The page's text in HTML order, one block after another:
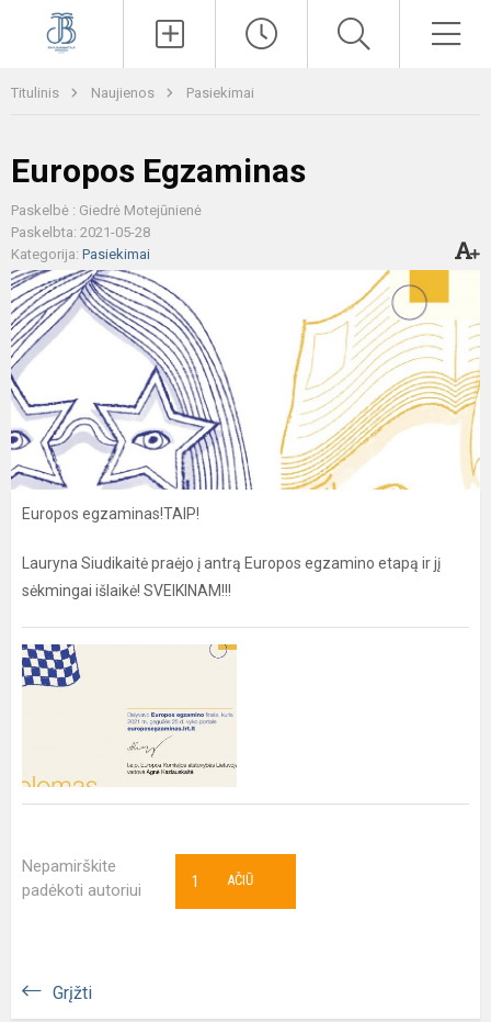
Titulinis Naujienos Pasiekimai
Europos Egzaminas
Paskelbė : Giedrė Motejūnienė
Paskelbta: 2021-05-28
Kategorija: Pasiekimai
Europos egzaminas!TAIP!
Lauryna Siudikaitė praėjo į antrą Europos egzamino etapą ir jį
sėkmingai išlaikė! SVEIKINAM!!!
Nepamirškite
padėkoti autoriui
AČIŪ
1
Grįžti